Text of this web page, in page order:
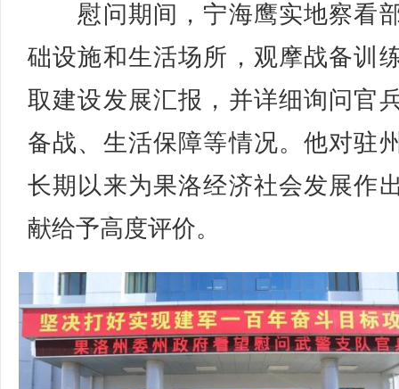
慰问期间，宁海鹰实地察看
础设施和生活场所，观摩战备训
取建设发展汇报，并详细询问官
备战、生活保障等情况。他对驻
长期以来为果洛经济社会发展作
献给予高度评价。